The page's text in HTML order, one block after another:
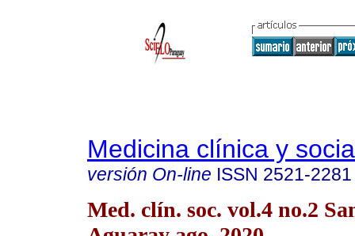
Medicina clínica y
versión On-line ISSN 2521-2281
Med. clín. soc. vol.4 no.2